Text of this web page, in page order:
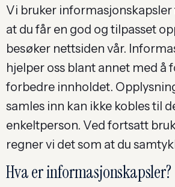
Vi bruker
at du får en god og tilpasset
besøker nettsiden vår.
hjelper oss blant annet med å
forbedre innholdet.
samles inn kan ikke kobles til
enkeltperson. Ved fortsatt
regner vi det som at du
Hva er informasjonskapsler?